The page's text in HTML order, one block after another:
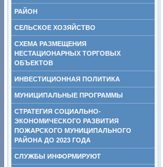
РАЙОН
СЕЛЬСКОЕ ХОЗЯЙСТВО
СХЕМА РАЗМЕЩЕНИЯ
НЕСТАЦИОНАРНЫХ ТОРГОВЫХ
ОБЪЕКТОВ
ИНВЕСТИЦИОННАЯ ПОЛИТИКА
МУНИЦИПАЛЬНЫЕ ПРОГРАММЫ
СТРАТЕГИЯ СОЦИАЛЬНО-
ЭКОНОМИЧЕСКОГО РАЗВИТИЯ
ПОЖАРСКОГО МУНИЦИПАЛЬНОГО
РАЙОНА ДО 2023 ГОДА
СЛУЖБЫ ИНФОРМИРУЮТ